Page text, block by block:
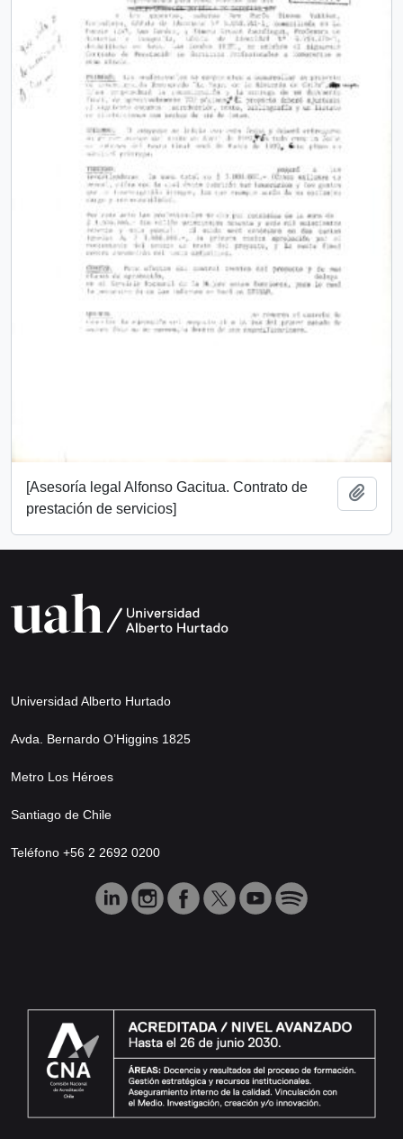
[Asesoría legal Alfonso Gacitua. Contrato de
prestación de servicios]
Universidad Alberto Hurtado
Avda. Bernardo O’Higgins 1825
Metro Los Héroes
Santiago de Chile
Teléfono +56 2 2692 0200